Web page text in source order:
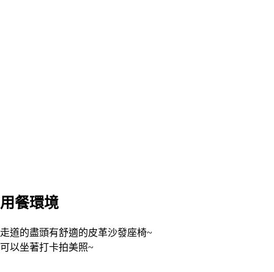
用餐環境
走道的盡頭有舒適的皮革沙發座椅~
可以坐著打卡拍美照~